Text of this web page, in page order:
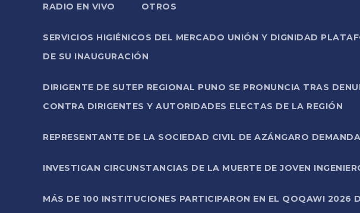
RADIO EN VIVO OTROS
SERVICIOS HIGIÉNICOS DEL MERCADO UNIÓN Y DIGNIDAD
DE SU INAUGURACIÓN
DIRIGENTE DE SUTEP REGIONAL PUNO SE PRONUNCIA TRAS
CONTRA DIRIGENTES Y AUTORIDADES ELECTAS DE LA REGIÓN
REPRESENTANTE DE LA SOCIEDAD CIVIL DE AZÁNGARO
INVESTIGAN CIRCUNSTANCIAS DE LA MUERTE DE JOVEN
MÁS DE 100 INSTITUCIONES PARTICIPARON EN EL QOQAWI 2026